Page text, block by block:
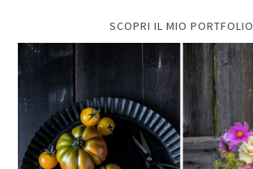
SCOPRI IL MIO PORTFOLIO